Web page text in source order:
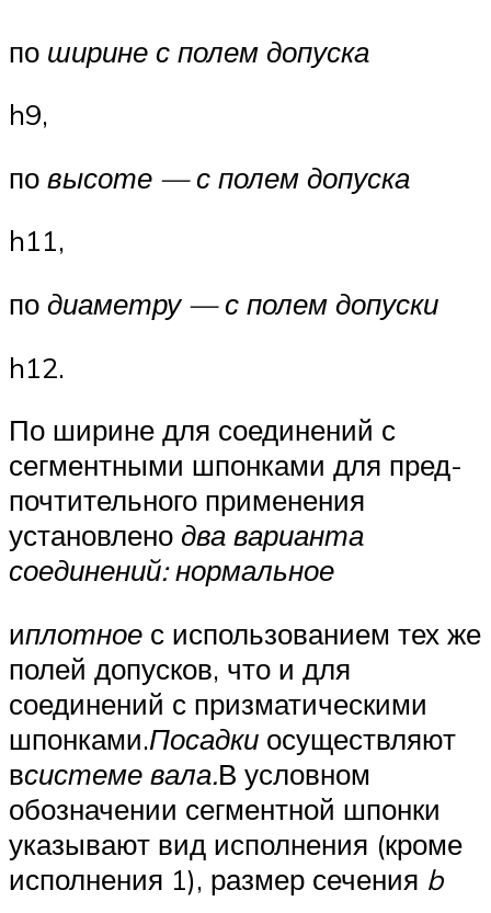
по ширине с полем допуска
h9,
по высоте — с полем допуска
h11,
по диаметру — с полем допуски
h12.
По ширине для соединений с
сегментными шпонками для пред­
почтительного применения
установлено два варианта
соединений: нормальное
иплотное с использованием тех же
полей допусков, что и для
соединений с призматическими
шпонками.Посадки осу­ществляют
всистеме вала.В условном
обозначении сегментной шпонки
указывают вид исполнения (кроме
исполнения 1), размер сечения b